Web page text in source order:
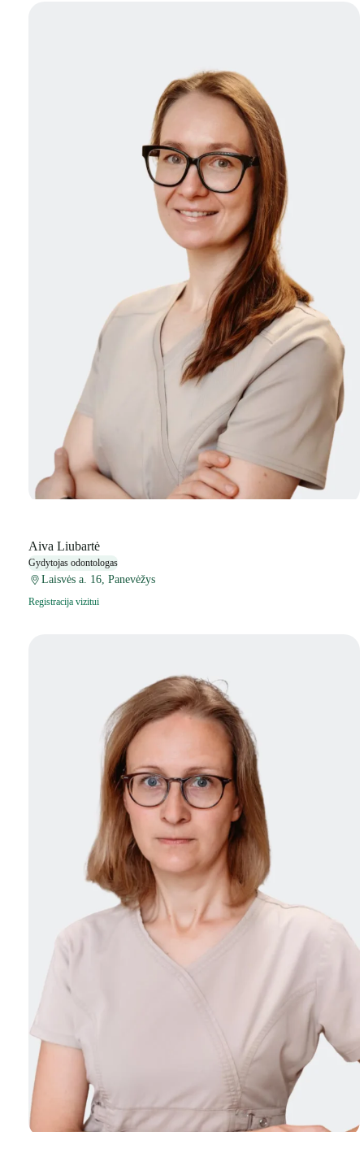
Aiva Liubartė
Gydytojas odontologas
Laisvės a. 16, Panevėžys
Registracija vizitui